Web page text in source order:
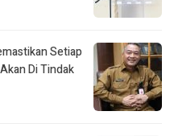
Setiap
Di Tindak